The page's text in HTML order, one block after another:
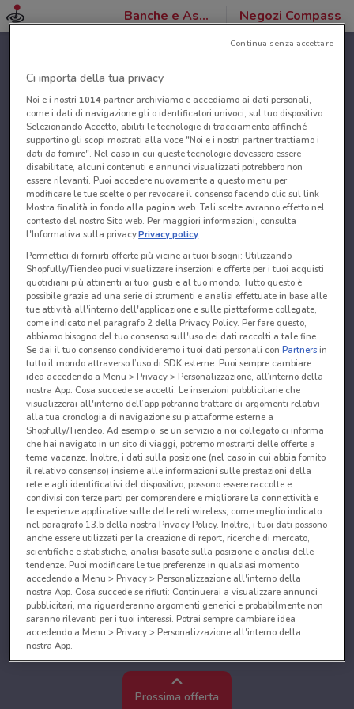
Banche e Assicurazioni Negozi Compass
Prossima offerta
Ci importa della tua privacy
Noi e i nostri 1014partner archiviamo e accediamo ai dati personali,
come i dati di navigazione gli o identificatori univoci, sul tuo dispositivo.
Selezionando Accetto, abiliti le tecnologie di tracciamento affinché
supportino gli scopi mostrati alla voce "Noi e i nostri partner trattiamo i
dati da fornire". Nel caso in cui queste tecnologie dovessero essere
disabilitate, alcuni contenuti e annunci visualizzati potrebbero non
essere rilevanti. Puoi accedere nuovamente a questo menu per
modificare le tue scelte o per revocare il consenso facendo clic sul link
Mostra finalità in fondo alla pagina web. Tali scelte avranno effetto nel
contesto del nostro Sito web. Per maggiori informazioni, consulta
l'Informativa sulla privacy.Privacy policy
Permettici di fornirti offerte più vicine ai tuoi bisogni: Utilizzando
Shopfully/Tiendeo puoi visualizzare inserzioni e offerte per i tuoi acquisti
quotidiani più attinenti ai tuoi gusti e al tuo mondo. Tutto questo è
possibile grazie ad una serie di strumenti e analisi effettuate in base alle
tue attività all'interno dell'applicazione e sulle piattaforme collegate,
come indicato nel paragrafo 2 della Privacy Policy. Per fare questo,
abbiamo bisogno del tuo consenso sull'uso dei dati raccolti a tale fine.
Se dai il tuo consenso condivideremo i tuoi dati personali conPartnersin
tutto il mondo attraverso l’uso di SDK esterne. Puoi sempre cambiare
idea accedendo a Menu > Privacy > Personalizzazione, all’interno della
nostra App. Cosa succede se accetti: Le inserzioni pubblicitarie che
visualizzerai all'interno dell’app potranno trattare di argomenti relativi
alla tua cronologia di navigazione su piattaforme esterne a
Shopfully/Tiendeo. Ad esempio, se un servizio a noi collegato ci informa
che hai navigato in un sito di viaggi, potremo mostrarti delle offerte a
tema vacanze. Inoltre, i dati sulla posizione (nel caso in cui abbia fornito
il relativo consenso) insieme alle informazioni sulle prestazioni della
rete e agli identificativi del dispositivo, possono essere raccolte e
condivisi con terze parti per comprendere e migliorare la connettività e
le esperienze applicative sulle delle reti wireless, come meglio indicato
nel paragrafo 13.b della nostra Privacy Policy. Inoltre, i tuoi dati possono
anche essere utilizzati per la creazione di report, ricerche di mercato,
scientifiche e statistiche, analisi basate sulla posizione e analisi delle
tendenze. Puoi modificare le tue preferenze in qualsiasi momento
accedendo a Menu > Privacy > Personalizzazione all'interno della
nostra App. Cosa succede se rifiuti: Continuerai a visualizzare annunci
pubblicitari, ma riguarderanno argomenti generici e probabilmente non
saranno rilevanti per i tuoi interessi. Potrai sempre cambiare idea
accedendo a Menu > Privacy > Personalizzazione all'interno della
nostra App.
Noi e i nostri partner trattiamo i dati per fornire:
Utilizzare dati di geolocalizzazione precisi. Scansione attiva delle
caratteristiche del dispositivo ai fini dell’identificazione. Archiviare
Continua senza accettare